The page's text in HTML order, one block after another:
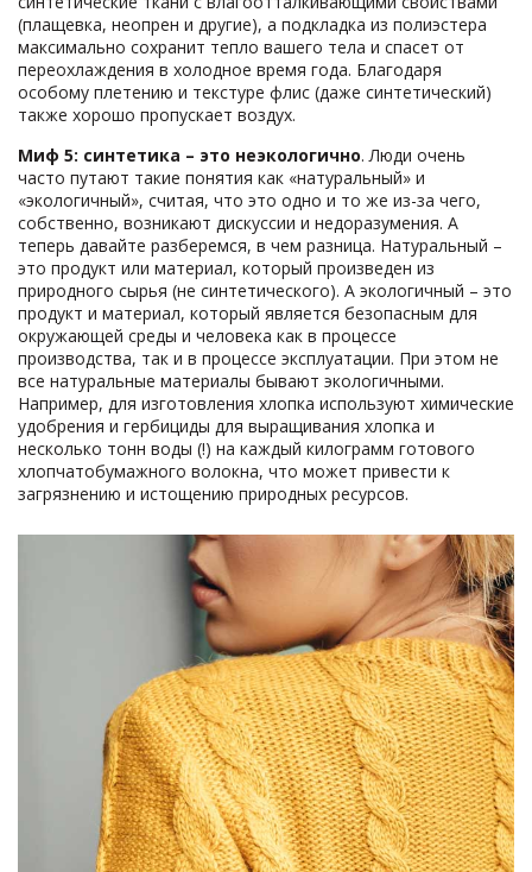
(плащевка, неопрен и другие), а подкладка из полиэстера
максимально сохранит тепло вашего тела и спасет от
переохлаждения в холодное время года. Благодаря
особому плетению и текстуре флис (даже синтетический)
также хорошо пропускает воздух.
Миф 5: синтетика – это неэкологично. Люди очень
часто путают такие понятия как «натуральный» и
«экологичный», считая, что это одно и то же из-за чего,
собственно, возникают дискуссии и недоразумения. А
теперь давайте разберемся, в чем разница. Натуральный –
это продукт или материал, который произведен из
природного сырья (не синтетического). А экологичный – это
продукт и материал, который является безопасным для
окружающей среды и человека как в процессе
производства, так и в процессе эксплуатации. При этом не
все натуральные материалы бывают экологичными.
Например, для изготовления хлопка используют химические
удобрения и гербициды для выращивания хлопка и
несколько тонн воды (!) на каждый килограмм готового
хлопчатобумажного волокна, что может привести к
загрязнению и истощению природных ресурсов.